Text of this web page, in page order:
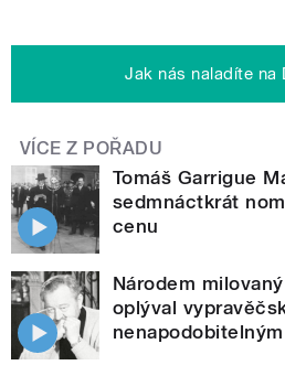
Jak nás naladíte na
VÍCE Z POŘADU
Tomáš Garrigue
sedmnáctkrát
cenu
Národem
oplýval